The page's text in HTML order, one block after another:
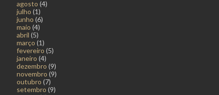
agosto (4)
julho (1)
junho (6)
maio (4)
abril (5)
março (1)
fevereiro (5)
janeiro (4)
dezembro (9)
novembro (9)
outubro (7)
setembro (9)